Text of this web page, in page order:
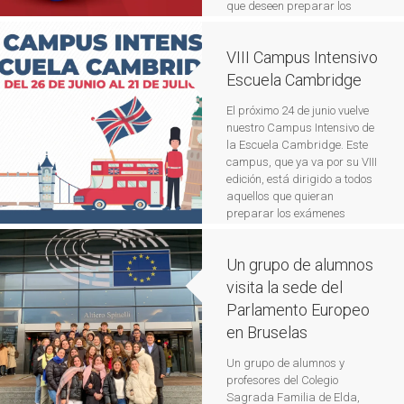
y Turquía, en una experiencia
que deseen preparar los
(PET), B2 First Certificate
(FCE) y C1 Advanced (CAE),
los cuales se celebrarán en
nuestro colegio a finales […]
Leer más
VIII Campus Intensivo
Escuela Cambridge
El próximo 24 de junio vuelve
nuestro Campus Intensivo de
la Escuela Cambridge. Este
campus, que ya va por su VIII
edición, está dirigido a todos
aquellos que quieran
preparar los exámenes
Certificate (FCE) y C1
Advanced (CAE) que tendrán
finales de […]Leer más
Un grupo de alumnos
visita la sede del
Parlamento Europeo
en Bruselas
Un grupo de alumnos y
profesores del Colegio
Sagrada Familia de Elda,